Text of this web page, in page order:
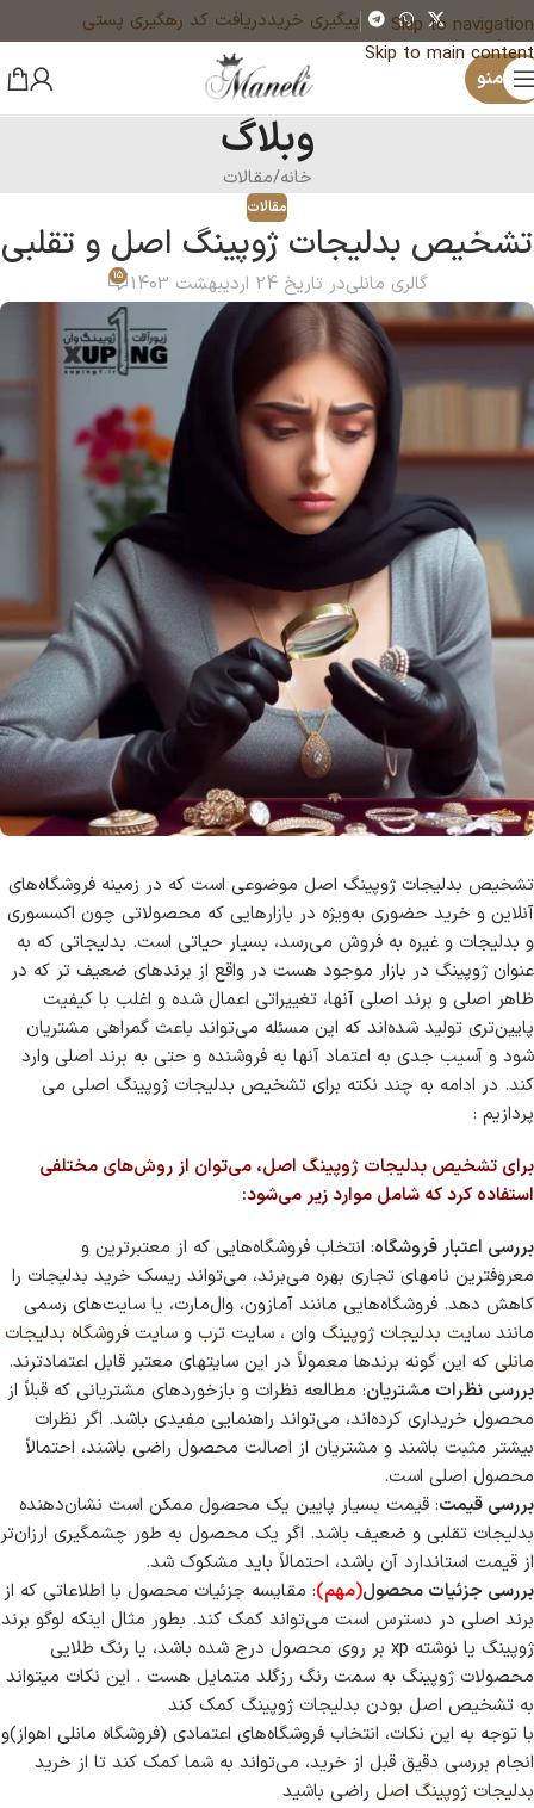
Skip to navigation
Skip to main content
پیگیری خریددریافت کد رهگیری پستی
منو
وبلاگ
خانه مقالات
مقالات
تشخیص بدلیجات ژوپینگ اصل و تقلبی
گالری مانلیدر تاریخ 24 اردیبهشت 1403 15
تشخیص بدلیجات ژوپینگ اصل موضوعی است که در زمینه فروشگاه‌های
آنلاین و خرید حضوری به‌ویژه در بازارهایی که محصولاتی چون اکسسوری
و بدلیجات و غیره به فروش می‌رسد، بسیار حیاتی است. بدلیجاتی که به
عنوان ژوپینگ در بازار موجود هست در واقع از برندهای ضعیف تر که در
ظاهر اصلی و برند اصلی آنها، تغییراتی اعمال شده و اغلب با کیفیت
پایین‌تری تولید شده‌اند که این مسئله می‌تواند باعث گمراهی مشتریان
شود و آسیب جدی به اعتماد آنها به فروشنده و حتی به برند اصلی وارد
کند. در ادامه به چند نکته برای تشخیص بدلیجات ژوپینگ اصلی می
پردازیم :
برای تشخیص بدلیجات ژوپینگ اصل، می‌توان از روش‌های مختلفی
استفاده کرد که شامل موارد زیر می‌شود:
بررسی اعتبار فروشگاه: انتخاب فروشگاه‌هایی که از معتبرترین و
معروفترین نامهای تجاری بهره می‌برند، می‌تواند ریسک خرید بدلیجات را
کاهش دهد. فروشگاه‌هایی مانند آمازون، وال‌مارت، یا سایت‌های رسمی
مانند سایت بدلیجات ژوپینگ وان ، سایت ترب و سایت فروشگاه بدلیجات
مانلی که این گونه برندها معمولاً در این سایتهای معتبر قابل اعتمادترند.
بررسی نظرات مشتریان: مطالعه نظرات و بازخوردهای مشتریانی که قبلاً از
محصول خریداری کرده‌اند، می‌تواند راهنمایی مفیدی باشد. اگر نظرات
بیشتر مثبت باشند و مشتریان از اصالت محصول راضی باشند، احتمالاً
محصول اصلی است.
بررسی قیمت: قیمت بسیار پایین یک محصول ممکن است نشان‌دهنده
بدلیجات تقلبی و ضعیف باشد. اگر یک محصول به طور چشمگیری ارزان‌تر
از قیمت استاندارد آن باشد، احتمالاً باید مشکوک شد.
بررسی جزئیات محصول(مهم): مقایسه جزئیات محصول با اطلاعاتی که از
برند اصلی در دسترس است می‌تواند کمک کند. بطور مثال اینکه لوگو برند
ژوپینگ یا نوشته xp بر روی محصول درج شده باشد، یا رنگ طلایی
محصولات ژوپینگ به سمت رنگ رزگلد متمایل هست . این نکات میتواند
به تشخیص اصل بودن بدلیجات ژوپینگ کمک کند
با توجه به این نکات، انتخاب فروشگاه‌های اعتمادی (فروشگاه مانلی اهواز)و
انجام بررسی دقیق قبل از خرید، می‌تواند به شما کمک کند تا از خرید
بدلیجات ژوپینگ اصل راضی باشید